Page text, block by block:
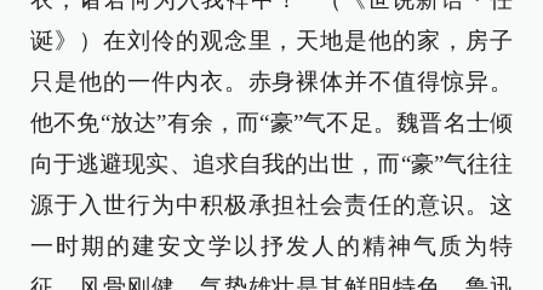
诞》）在刘伶的观念里，天地是他的家，房子
只是他的一件内衣。赤身裸体并不值得惊异。
他不免“放达”有余，而“豪”气不足。魏晋名士倾
向于逃避现实、追求自我的出世，而“豪”气往往
源于入世行为中积极承担社会责任的意识。这
一时期的建安文学以抒发人的精神气质为特